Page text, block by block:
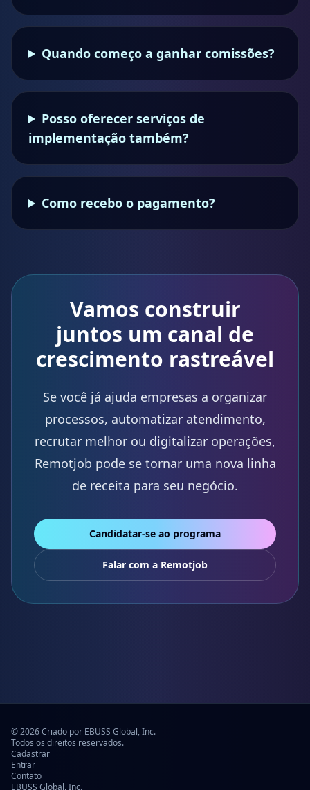
Quando começo a ganhar comissões?
Posso oferecer serviços de
implementação também?
Como recebo o pagamento?
Vamos construir
juntos um canal de
crescimento rastreável
Se você já ajuda empresas a organizar
processos, automatizar atendimento,
recrutar melhor ou digitalizar operações,
Remotjob pode se tornar uma nova linha
de receita para seu negócio.
Candidatar-se ao programa
Falar com a Remotjob
© 2026 Criado por EBUSS Global, Inc.
Todos os direitos reservados.
Cadastrar
Entrar
Contato
EBUSS Global, Inc.